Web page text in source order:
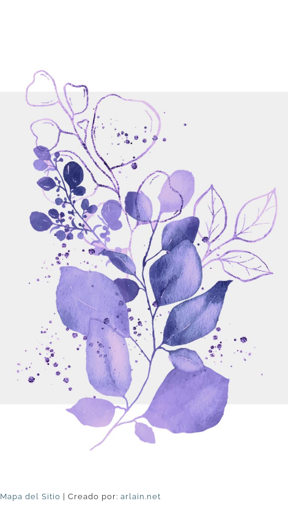
Mapa del Sitio | Creado por: arlain.net